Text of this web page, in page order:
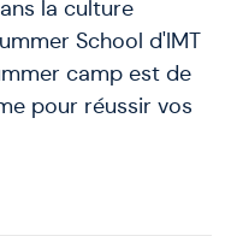
la culture
School d'IMT
camp est de
pour réussir vos